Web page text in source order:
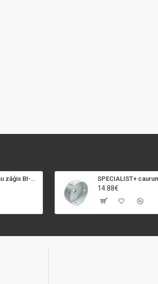
SPECIALIST+ caurumu zāģis BI-METAL, 92 mm
14.88€